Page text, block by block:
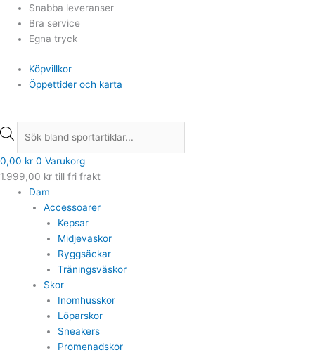
Hoppa
innehåll
Snabba leveranser
Bra service
Egna tryck
Köpvillkor
Öppettider och karta
Products
search
0,00 kr 0 Varukorg
1.999,00 kr till fri frakt
Dam
Accessoarer
Kepsar
Midjeväskor
Ryggsäckar
Träningsväskor
Skor
Inomhusskor
Löparskor
Sneakers
Promenadskor
Products
search